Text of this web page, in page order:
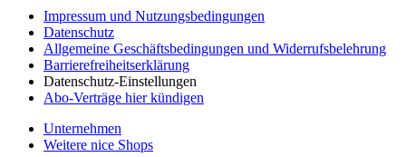
Impressum und Nutzungsbedingungen
Datenschutz
Allgemeine Geschäftsbedingungen und Widerrufsbelehrung
Barrierefreiheitserklärung
Datenschutz-Einstellungen
Abo-Verträge hier kündigen
Unternehmen
Weitere nice Shops